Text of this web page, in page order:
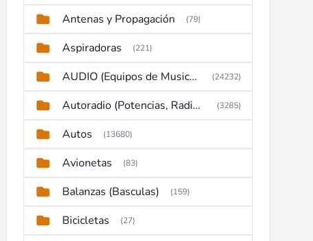
Antenas y Propagación (79)
Aspiradoras (221)
AUDIO (Equipos de Musica, Amplificadores, Reproductores, Etc) (24232)
Autoradio (Potencias, Radios y DVD) (3285)
Autos (13680)
Avionetas (83)
Balanzas (Basculas) (159)
Bicicletas (27)